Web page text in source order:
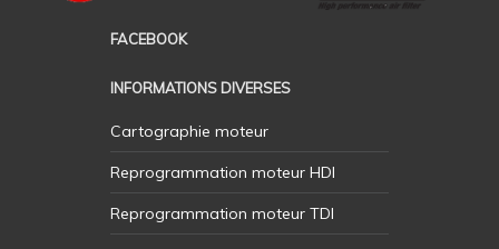
FACEBOOK
INFORMATIONS DIVERSES
Cartographie moteur
Reprogrammation moteur HDI
Reprogrammation moteur TDI